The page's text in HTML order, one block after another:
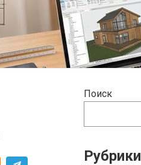
Поиск
Рубрики